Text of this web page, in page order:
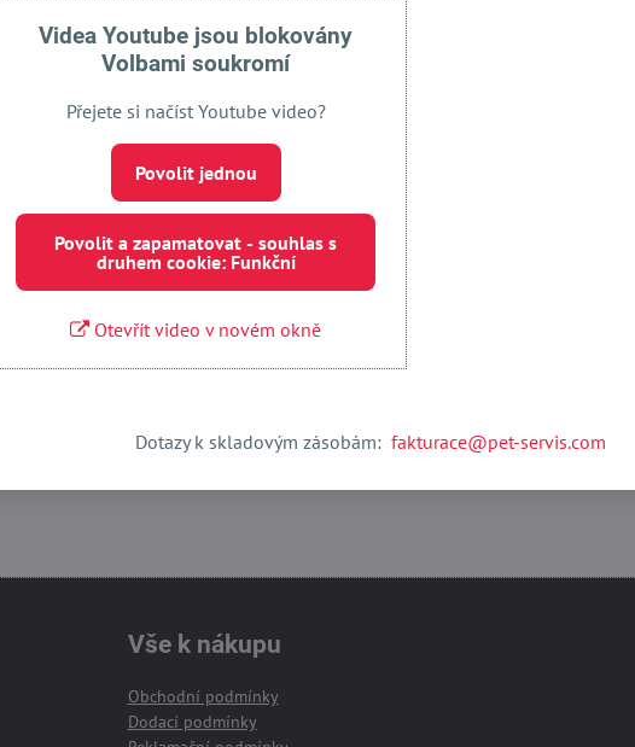
Externí obsah je blokován Volbami soukromí
Přejete si načíst externí obsah?
Povolit a zapamatovat - souhlas s druhem cookie:
Vše k nákupu
Obchodní podmínky
Dodací podmínky
Videa Youtube jsou blokovány
Volbami soukromí
Přejete si načíst Youtube video?
Povolit jednou
Povolit a zapamatovat - souhlas s
druhem cookie: Funkční
Otevřít video v novém okně
Dotazy k skladovým zásobám:fakturace@pet-servis.com